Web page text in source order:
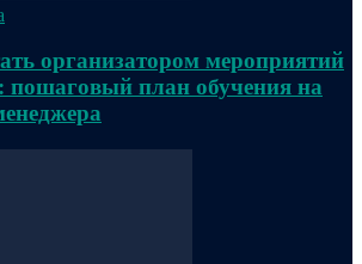
организатором мероприятий
пошаговый план обучения на